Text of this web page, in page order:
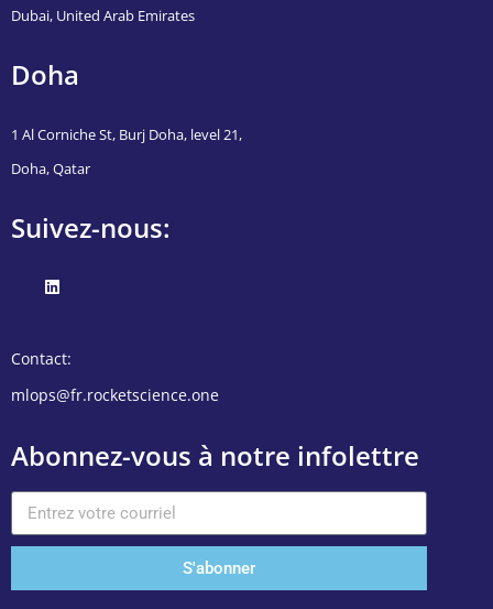
Dubai, United Arab Emirates
Doha
1 Al Corniche St, Burj Doha, level 21,
Doha, Qatar
Suivez-nous:
Contact:
mlops@fr.rocketscience.one
Abonnez-vous à notre infolettre
S'abonner